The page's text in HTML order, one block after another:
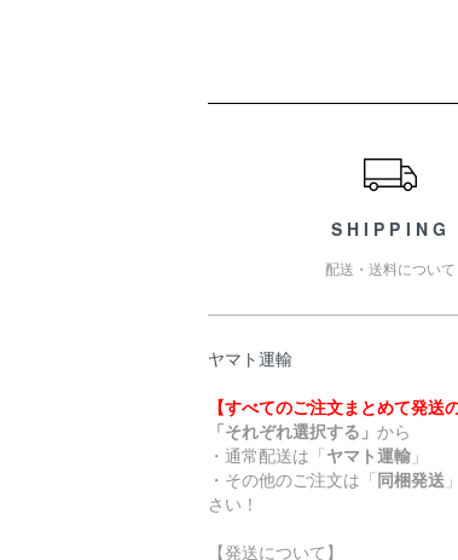
SHIPPING
配送・送料について
ヤマト運輸
【すべてのご注文まとめて発送
「それぞれ選択する」 から
・通常配送は「ヤマト運輸 」
・その他のご注文は「同梱発送
さい！
【発送について】